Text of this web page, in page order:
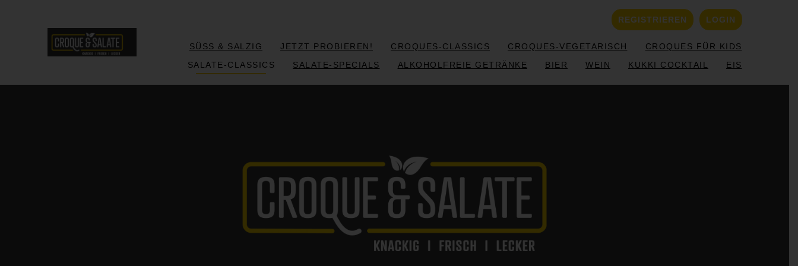
REGISTRIEREN LOGIN
SÜSS & SALZIG JETZT PROBIEREN! CROQUES-CLASSICS CROQUES-VEGETARISCH
CROQUES FÜR KIDS
SALATE-CLASSICS
SALATE-SPECIALS ALKOHOLFREIE GETRÄNKE BIER WEIN KUKKI COCKTAIL EIS